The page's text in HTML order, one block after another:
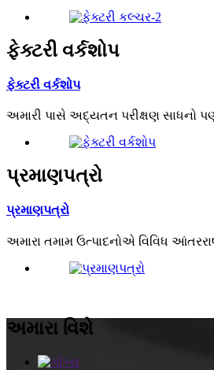
ફેક્ટરી વર્કશોપ
ફેક્ટરી વર્કશોપ
અમારી પાસે અદ્યતન પરીક્ષણ સાધનો
પ્રમાણપત્રો
પ્રમાણપત્રો
અમારા તમામ ઉત્પાદનોએ વિવિધ
અમારા વિશે